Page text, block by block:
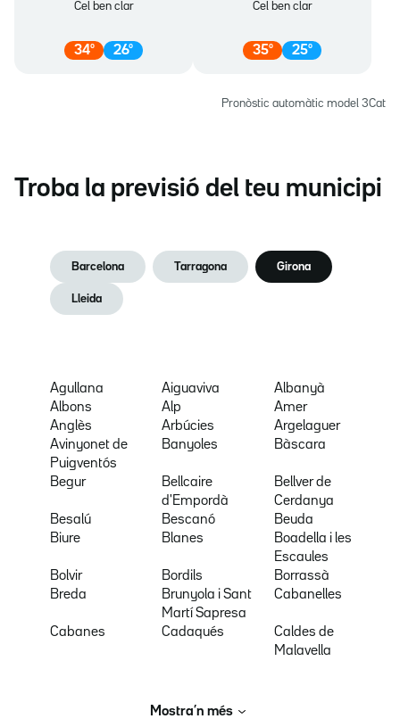
Cel ben clar
34º 26º
Cel ben clar
35º 25º
Pronòstic automàtic model 3Cat
Troba la previsió del teu municipi
Barcelona Tarragona Girona
Lleida
Agullana Aiguaviva
Albanyà
Albons
Alp
Amer
Anglès
Arbúcies
Argelaguer
Avinyonet de
Puigventós
Banyoles Bàscara
Begur
Bellcaire
d'Empordà
Bellver de
Cerdanya
Besalú
Bescanó
Beuda
Biure
Blanes
Boadella i les
Escaules
Bolvir
Bordils
Borrassà
Breda
Brunyola i Sant
Martí Sapresa
Cabanelles
Cabanes Cadaqués
Caldes de
Malavella
Mostra’n més